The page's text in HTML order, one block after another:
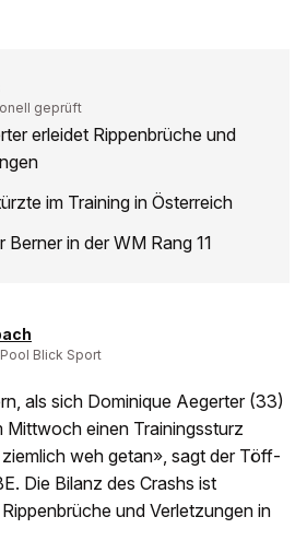
geprüft
erleidet Rippenbrüche und
im Training in Österreich
Berner in der WM Rang 11
Blick Sport
als sich Dominique Aegerter (33)
Mittwoch einen Trainingssturz
weh getan», sagt der Töff-
Die Bilanz des Crashs ist
und Verletzungen in